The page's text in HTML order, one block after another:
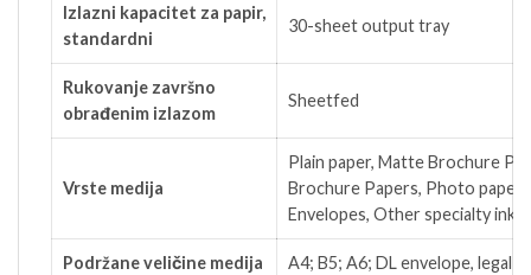
Izlazni kapacitet za papir,
standardni
30-sheet output tray
Rukovanje završno
obrađenim izlazom
Sheetfed
Vrste medija
Plain paper, Matte Brochure
Brochure Papers, Photo
Envelopes, Other specialty
Podržane veličine medija A4; B5; A6; DL envelope, legal